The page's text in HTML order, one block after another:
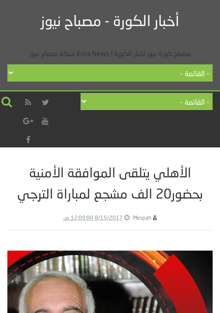
أخبار الكورة - مصباح نيوز
مصباح كورة نيوز أخبار الكورة | Kora News شبكة مصباح نيوز
الأهلي يتلقى الموافقة الأمنية
بحضور20 الف مشجع لمباراة الترجي
Mespah 8/15/2017 12:09:00 ص